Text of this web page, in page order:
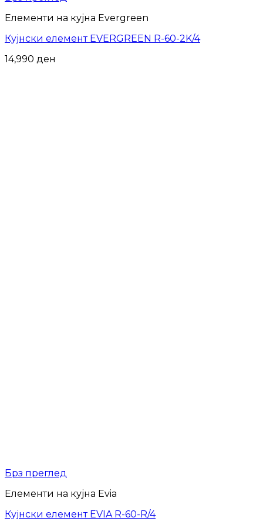
Елементи на кујна Evergreen
Кујнски елемент EVERGREEN R-60-2K/4
14,990 ден
Брз преглед
Елементи на кујна Evia
Кујнски елемент EVIA R-60-R/4